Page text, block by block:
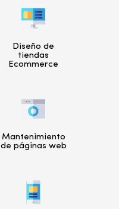
Diseño de
tiendas
Ecommerce
Mantenimiento
de páginas web